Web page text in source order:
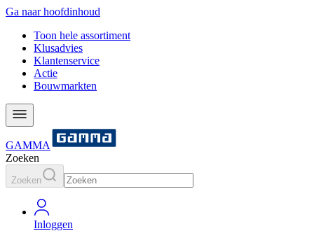
Ga naar hoofdinhoud
Toon hele assortiment
Klusadvies
Klantenservice
Actie
Bouwmarkten
GAMMA
Zoeken
Zoeken
Inloggen